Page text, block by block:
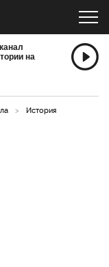
на
>
История